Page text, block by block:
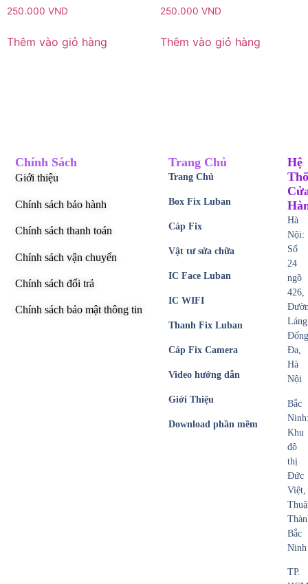
250.000 VND
Thêm vào giỏ hàng
250.000 VND
Thêm vào giỏ hàng
Trang Chủ
Trang Chủ
Box Fix Luban
Cáp Fix
Vật tư sửa chữa
IC Face Luban
IC WIFI
Thanh Fix Luban
Cáp Fix Camera
Video hướng dẫn
Giới Thiệu
Download phần mềm
Chính Sách
Giới thiệu
Chính sách bảo hành
Chính sách thanh toán
Chính sách vận chuyển
Chính sách đổi trả
Chính sách bảo mật thông tin
Hệ
Hà
Nội:
Số
24
ngõ
426,
Đống
Đa,
Hà
Nội
Bắc
Khu
đô
thị
Đức
Việt,
Bắc
Ninh
TP.